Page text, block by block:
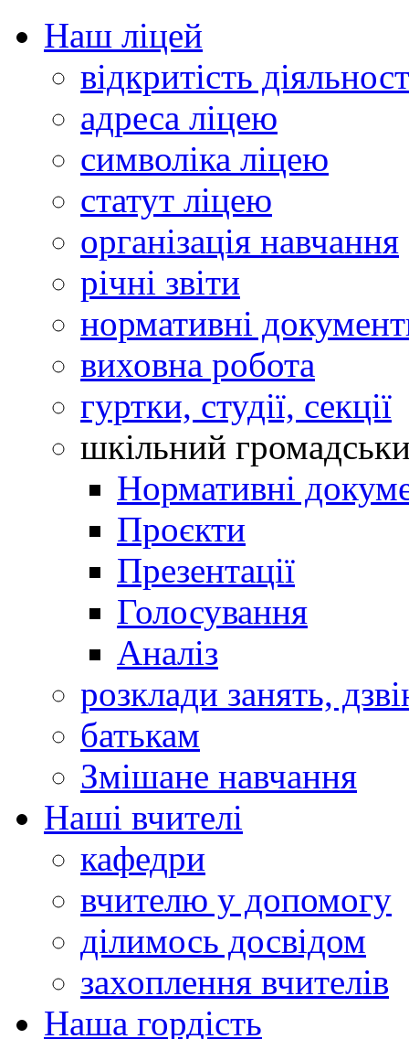
Наш ліцей
відкритість
адреса ліцею
символіка ліцею
статут ліцею
організація навчання
річні звіти
нормативні
виховна робота
гуртки, студії, секції
шкільний
Нормативні
Проєкти
Презентації
Голосування
Аналіз
розклади занять,
батькам
Змішане навчання
Наші вчителі
кафедри
вчителю у допомогу
ділимось досвідом
захоплення вчителів
Наша гордість